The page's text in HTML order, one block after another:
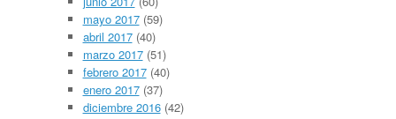
mayo 2017(59)
abril 2017(40)
marzo 2017(51)
febrero 2017(40)
enero 2017(37)
diciembre 2016(42)